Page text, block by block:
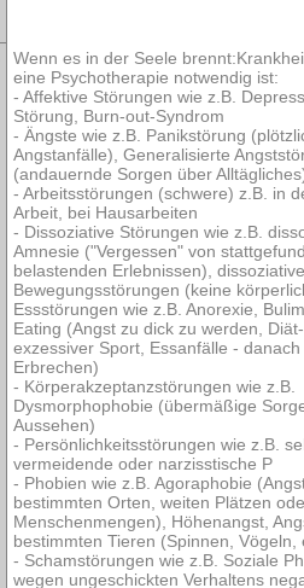
Wenn es in der Seele
eine Psychotherapie notwendig ist:
- Affektive Störungen wie z.B.
Störung, Burn-out-Syndrom
- Ängste wie z.B. Panikstörung
Angstanfälle), Generalisierte
(andauernde Sorgen über
- Arbeitsstörungen (schwere) z.B. in
Arbeit, bei Hausarbeiten
- Dissoziative Störungen wie z.B.
Amnesie ("Vergessen" von
belastenden Erlebnissen), dissoziative
Bewegungsstörungen (keine
Essstörungen wie z.B. Anorexie,
Eating (Angst zu dick zu werden,
exzessiver Sport, Essanfälle -
Erbrechen)
- Körperakzeptanzstörungen wie z.B.
Dysmorphophobie (übermäßige
Aussehen)
- Persönlichkeitsstörungen wie z.B.
vermeidende oder narzisstische P
- Phobien wie z.B. Agoraphobie
bestimmten Orten, weiten Plätzen
Menschenmengen), Höhenangst,
bestimmten Tieren (Spinnen, Vögeln,
- Schamstörungen wie z.B. Soziale
wegen ungeschickten Verhaltens